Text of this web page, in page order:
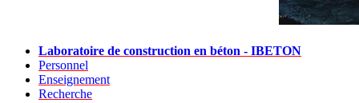
Laboratoire de construction en béton - IBETON
Personnel
Enseignement
Recherche